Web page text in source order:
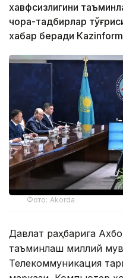
хавфсизлигини
чора-тадбирлар
хабар беради
Фото: Akorda
Давлат раҳбарига
таъминлаш миллий
Телекоммуникация